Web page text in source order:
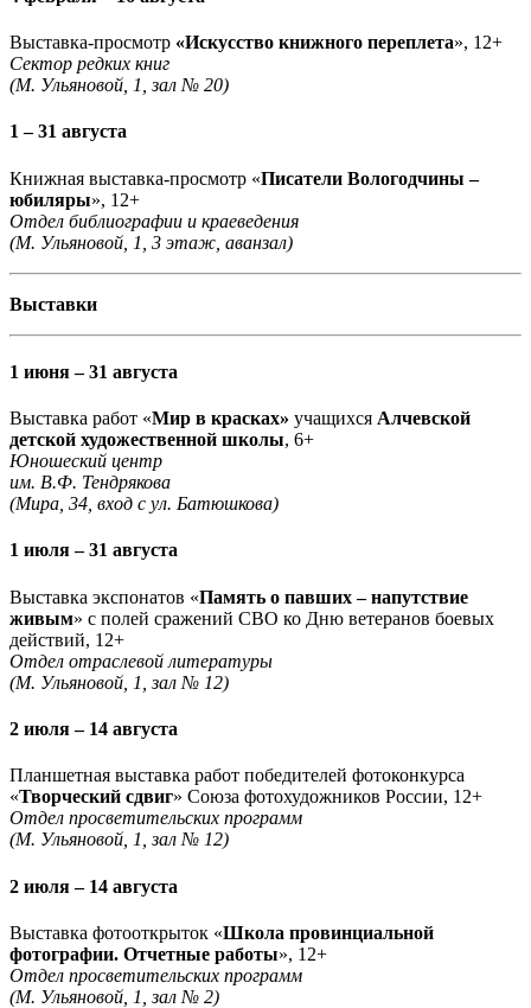
Выставка-просмотр «Искусство книжного переплета», 12+
Сектор редких книг
(М. Ульяновой, 1, зал № 20)
1 – 31 августа
Книжная выставка-просмотр «Писатели Вологодчины –
юбиляры», 12+
Отдел библиографии и краеведения
(М. Ульяновой, 1, 3 этаж, аванзал)
Выставки
1 июня – 31 августа
Выставка работ «Мир в красках» учащихся Алчевской
детской художественной школы, 6+
Юношеский центр
им. В.Ф. Тендрякова
(Мира, 34, вход с ул. Батюшкова)
1 июля – 31 августа
Выставка экспонатов «Память о павших – напутствие
живым» с полей сражений СВО ко Дню ветеранов боевых
действий, 12+
Отдел отраслевой литературы
(М. Ульяновой, 1, зал № 12)
2 июля – 14 августа
Планшетная выставка работ победителей фотоконкурса
«Творческий сдвиг» Союза фотохудожников России, 12+
Отдел просветительских программ
(М. Ульяновой, 1, зал № 12)
2 июля – 14 августа
Выставка фотооткрыток «Школа провинциальной
фотографии. Отчетные работы», 12+
Отдел просветительских программ
(М. Ульяновой, 1, зал № 2)